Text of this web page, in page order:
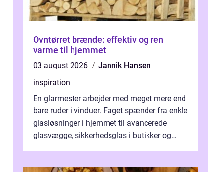
Ovntørret brænde: effektiv og ren
varme til hjemmet
03 august 2026
Jannik Hansen
inspiration
En glarmester arbejder med meget mere end
bare ruder i vinduer. Faget spænder fra enkle
glasløsninger i hjemmet til avancerede
glasvægge, sikkerhedsglas i butikker og